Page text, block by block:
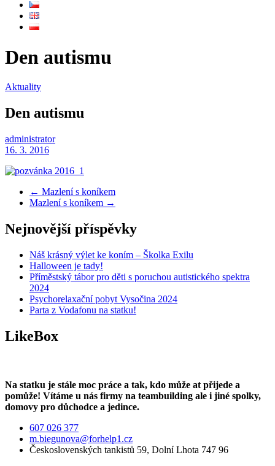
Den autismu
Aktuality
Den autismu
administrator
16. 3. 2016
← Mazlení s koníkem
Mazlení s koníkem →
Nejnovější příspěvky
Náš krásný výlet ke koním – Školka Exilu
Halloween je tady!
Příměstský tábor pro děti s poruchou autistického spektra
2024
Psychorelaxační pobyt Vysočina 2024
Parta z Vodafonu na statku!
LikeBox
Na statku je stále moc práce a tak, kdo může at přijede a
pomůže! Vítáme u nás firmy na teambuilding ale i jiné spolky,
domovy pro důchodce a jedince.
607 026 377
m.biegunova@forhelp1.cz
Československých tankistů 59, Dolní Lhota 747 96